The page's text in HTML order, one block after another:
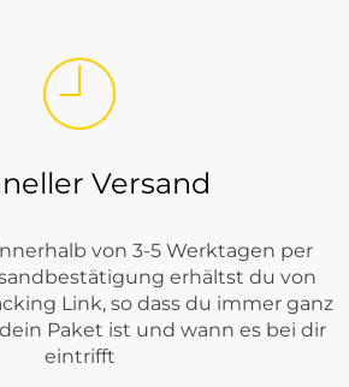
Versand
von 3-5 Werktagen per
erhältst du von
Link, so dass du immer ganz
Paket ist und wann es bei dir
eintrifft